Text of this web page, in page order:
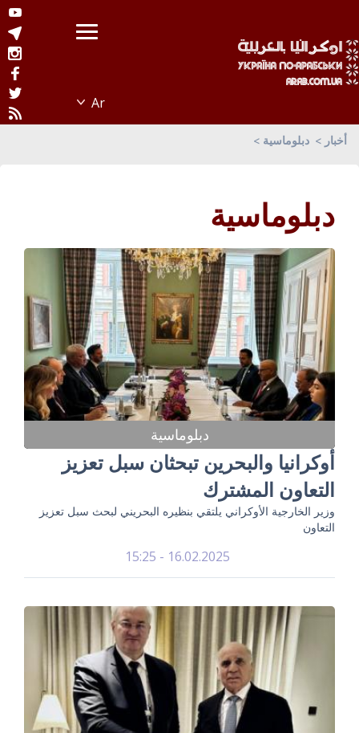
أخبار دبلوماسية
دبلوماسية
دبلوماسية
أوكرانيا والبحرين تبحثان سبل تعزيز
التعاون المشترك
وزير الخارجية الأوكراني يلتقي بنظيره البحريني لبحث سبل تعزيز
التعاون
16.02.2025 - 15:25